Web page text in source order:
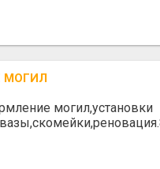
МОГИЛ
могил,установки